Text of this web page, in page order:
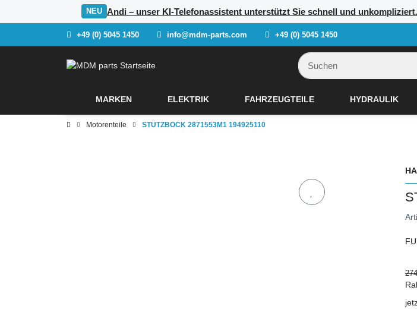
NEU Andi – unser KI-Telefonassistent unterstützt Sie schnell und
+49 (0) 5045 1450 info@mdm-parts.com +49 (0) 5045 1450
MARKEN ELEKTRIK FAHRZEUGTEILE HYDRAULIK
Motorenteile STÜTZBOCK 2871553M1 194925110